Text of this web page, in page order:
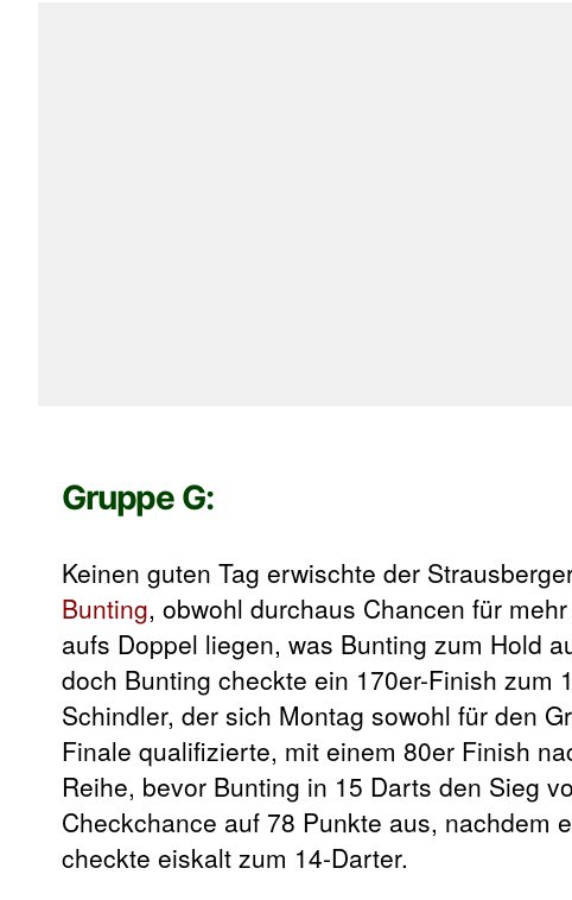
Gruppe G:
Keinen guten Tag erwischte der
Bunting, obwohl durchaus Chancen für
aufs Doppel liegen, was Bunting zum Hold
doch Bunting checkte ein 170er-Finish zum
Schindler, der sich Montag sowohl für den
Finale qualifizierte, mit einem 80er Finish
Reihe, bevor Bunting in 15 Darts den Sieg
Checkchance auf 78 Punkte aus, nachdem
checkte eiskalt zum 14-Darter.